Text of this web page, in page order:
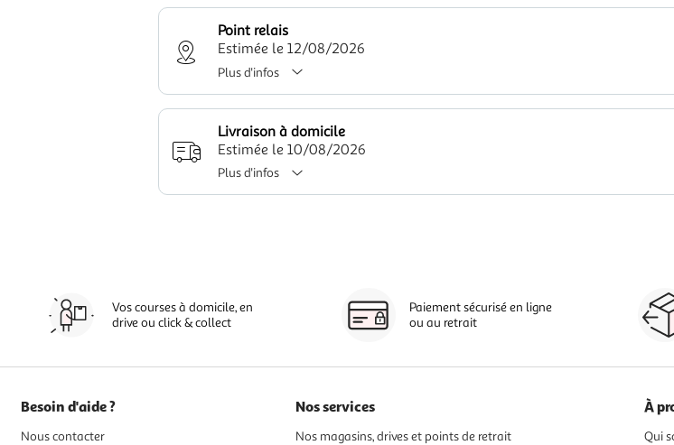
Point relais
Estimée le 12/08/2026
Plus d'infos
Livraison à domicile
Estimée le 10/08/2026
Plus d'infos
Vos courses à domicile, en
drive ou click & collect
Paiement sécurisé en ligne
ou au retrait
Besoin d'aide ?
Nous contacter
Nos services
Nos magasins, drives et points de retrait
À
Qui